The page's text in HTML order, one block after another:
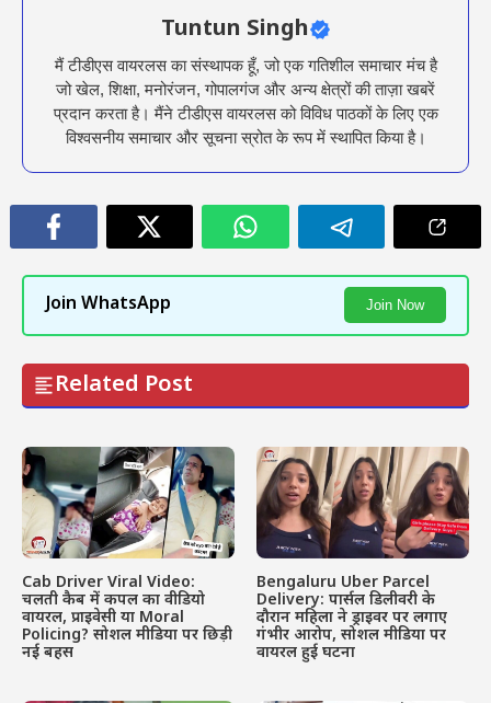
Tuntun Singh
मैं टीडीएस वायरलस का संस्थापक हूँ, जो एक गतिशील समाचार मंच है
जो खेल, शिक्षा, मनोरंजन, गोपालगंज और अन्य क्षेत्रों की ताज़ा खबरें
प्रदान करता है। मैंने टीडीएस वायरलस को विविध पाठकों के लिए एक
विश्वसनीय समाचार और सूचना स्रोत के रूप में स्थापित किया है।
Join WhatsApp Join Now
Related Post
Cab Driver Viral Video:
चलती कैब में कपल का वीडियो
वायरल, प्राइवेसी या Moral
Policing? सोशल मीडिया पर छिड़ी
नई बहस
Bengaluru Uber Parcel
Delivery: पार्सल डिलीवरी के
दौरान महिला ने ड्राइवर पर लगाए
गंभीर आरोप, सोशल मीडिया पर
वायरल हुई घटना